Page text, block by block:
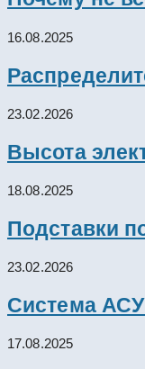
16.08.2025
23.02.2026
Высота
18.08.2025
Подставки
23.02.2026
Система
17.08.2025